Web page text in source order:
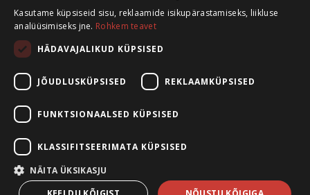
LIITUN UUDISKIRJAGA
Koolitusruum ja kontor: Telliskivi 60/A3, 10412 Tallinn
+372 5388 4854
info@speaksmart.ee
Leia meid sotsiaalmeediast:
Facebook
LinkedIn
Instagram
Kasutame küpsiseid sisu, reklaamide isikupärastamiseks, liikluse
analüüsimiseks jne. Rohkem teavet
HÄDAVAJALIKUD KÜPSISED
JÕUDLUSKÜPSISED REKLAAMKÜPSISED
FUNKTSIONAALSED KÜPSISED
KLASSIFITSEERIMATA KÜPSISED
NÄITA ÜKSIKASJU